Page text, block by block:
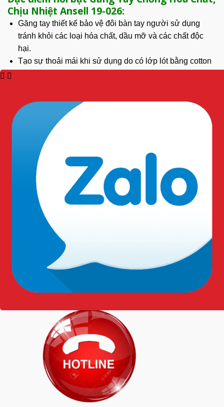
Chịu Nhiệt Ansell 19-026:
Găng tay thiết kế bảo vệ đôi bàn tay người sử dụng
tránh khỏi các loại hóa chất, dầu mỡ và các chất độc
hại.
Tạo sự thoải mái khi sử dụng do có lớp lót bằng cotton
Ứng dụng của sản phẩm:
Môi trường xây dựng
Nhà máy hóa chất
Nhà máy lọc dầu
Công nghiệp luyện kim
Chế tạo kim loại.
Máy móc
Khi sử dụng sản phẩm hãy kiểm tra thật kĩ để chắc
chắn sản phẩm không bị rách, hư hỏng,… hoặc có vấn đề
tránh việc sử dụng khi sản phẩm không hoàn hảo sẽ gây ra
những sự việc không đáng có. Hãy thay thế ngay khi phát
hiện các vấn đề trên.
Thông tin liên hệ